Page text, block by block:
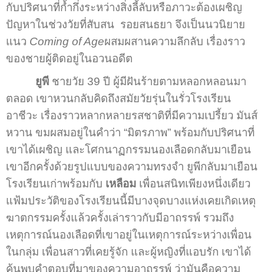
กับปริศนาที่ก้ำกึ่งระหว่างสิ่งลี้ลับหรือภาวะต้องเผชิญ
ปัญหาในช่วงวัยที่สับสน รอยสนธยา จึงเป็นนวนิยาย
แนว Coming of Ageผสมผสานความลึกลับ เรื่องราว
ของชายผู้ติดอยู่ในอวนอดีต
ยูพี ชายวัย 39 ปี ผู้มีฝันร้ายตามหลอกหลอนมา
ตลอด เขาหวนกลับคิดถึงสมัยวัยรุ่นในรั่วโรงเรียน
อาชีวะ เรื่องราวหลากหลายรสชาติที่มีความเปรี้ยว มันส์
หวาน ขมผสมอยู่ในคำว่า “มิตรภาพ” พร้อมกับปริศนาที่
เขาได้เผชิญ และโศกนาฏกรรมนองเลือดกลับมาเยือน
เขาอีกครั้งด้วยรูปแบบของความทรงจำ ยูพีกลับมาเยือน
โรงเรียนเก่าพร้อมกับ เหลือม เพื่อนสนิทเพียงหนึ่งเดียว
แฟ้มประวัติของโรงเรียนนี้มีบางจุดบางแห่งเคยเกิดเหตุ
ฆาตกรรมครั้งแล้วครั้งเล่าราวกับมีอาถรรพ์ รวมถึง
เหตุการณ์นองเลือดที่เขาอยู่ในเหตุการณ์ระหว่างเพื่อน
ในกลุ่ม เพื่อนสาวที่เคยรู้จัก และผู้หญิงที่แอบรัก เขาได้
ค้นพบคำตอบที่มาของความอาถรรพ์ ว่ามันคือความ